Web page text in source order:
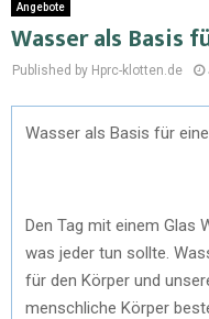
Angebote
Wasser als Basis
Published by Hprc-klotten.de
Wasser als Basis für
Den Tag mit einem Glas
was jeder tun sollte.
für den Körper und
menschliche Körper